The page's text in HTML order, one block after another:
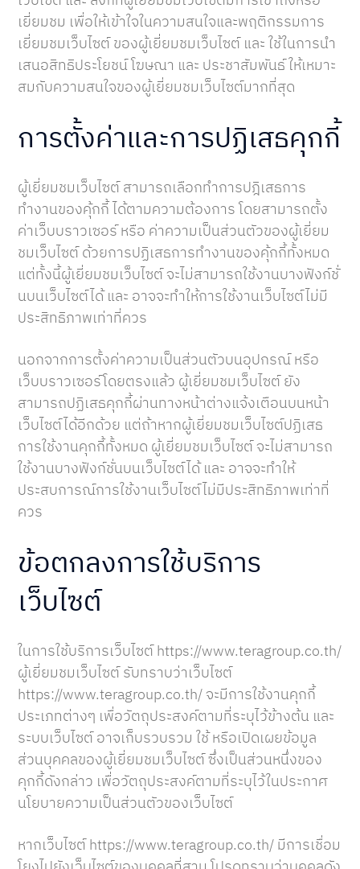
เยี่ยมชม เพื่อให้เข้าใจในความสนใจและพฤติกรรมการ
เยี่ยมชมเว็บไซต์ ของผู้เยี่ยมชมเว็บไซต์ และ ใช้ในการนำ
เสนอสิทธิประโยชน์ โฆษณา และ ประชาสัมพันธ์ ให้เหมาะ
สมกับความสนใจของผู้เยี่ยมชมเว็บไซต์มากที่สุด
การตั้งค่าและการปฏิเสธคุกกี้
ผู้เยี่ยมชมเว็บไซต์ สามารถเลือกทำการปฎิเสธการ
ทำงานของคุ้กกี้ ได้ตามความต้องการ โดยสามารถตั้ง
ค่าเว็บบราวเซอร์ หรือ ค่าความเป็นส่วนตัวของผู้เยี่ยม
ชมเว็บไซต์ ด้วยการปฏิเสธการทำงานของคุ้กกี้ทั้งหมด
แต่ทั้งนี้ผู้เยี่ยมชมเว็บไซต์ จะไม่สามารถใช้งานบางฟังก์ชั่
นบนเว็บไซต์ได้ และ อาจจะทำให้การใช้งานเว็บไซต์ไม่มี
ประสิทธิภาพเท่าที่ควร
นอกจากการตั้งค่าความเป็นส่วนตัวบนอุปกรณ์ หรือ
เว็บบราวเซอร์โดยตรงแล้ว ผู้เยี่ยมชมเว็บไซต์ ยัง
สามารถปฏิเสธคุกกี้ผ่านทางหน้าต่างแจ้งเตือนบนหน้า
เว็บไซต์ได้อีกด้วย แต่ถ้าหากผู้เยี่ยมชมเว็บไซต์ปฏิเสธ
การใช้งานคุกกี้ทั้งหมด ผู้เยี่ยมชมเว็บไซต์ จะไม่สามารถ
ใช้งานบางฟังก์ชั่นบนเว็บไซต์ได้ และ อาจจะทำให้
ประสบการณ์การใช้งานเว็บไซต์ไม่มีประสิทธิภาพเท่าที่
ควร
ข้อตกลงการใช้บริการ
เว็บไซต์
ในการใช้บริการเว็บไซต์ https://www.teragroup.co.th/
ผู้เยี่ยมชมเว็บไซต์ รับทราบว่าเว็บไซต์
https://www.teragroup.co.th/ จะมีการใช้งานคุกกี้
ประเภทต่างๆ เพื่อวัตถุประสงค์ตามที่ระบุไว้ข้างต้น และ
ระบบเว็บไซต์ อาจเก็บรวบรวม ใช้ หรือเปิดเผยข้อมูล
ส่วนบุคคลของผู้เยี่ยมชมเว็บไซต์ ซึ่งเป็นส่วนหนึ่งของ
คุกกี้ดังกล่าว เพื่อวัตถุประสงค์ตามที่ระบุไว้ในประกาศ
นโยบายความเป็นส่วนตัวของเว็บไซต์
หากเว็บไซต์ https://www.teragroup.co.th/ มีการเชื่อม